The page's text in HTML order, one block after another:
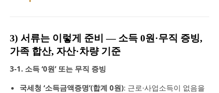
3) 서류는 이렇게 준비 — 소득 0원·무직 증빙,
가족 합산, 자산·차량 기준
3-1. 소득 ‘0원’ 또는 무직 증빙
국세청 ‘소득금액증명’(합계 0원): 근로·사업소득이 없음을